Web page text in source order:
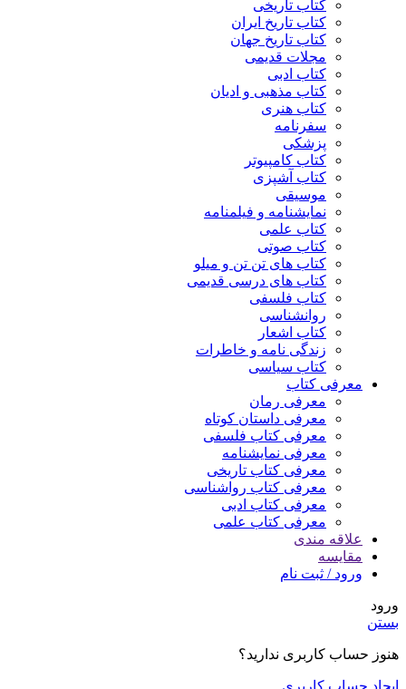
کتاب تاریخی
کتاب تاریخ ایران
کتاب تاریخ جهان
مجلات قدیمی
کتاب ادبی
کتاب مذهبی و ادیان
کتاب هنری
سفرنامه
پزشکی
کتاب کامپیوتر
کتاب آشپزی
موسیقی
نمایشنامه و فیلمنامه
کتاب علمی
کتاب صوتی
کتاب های تن تن و میلو
کتاب های درسی قدیمی
کتاب فلسفی
روانشناسی
کتاب اشعار
زندگی نامه و خاطرات
کتاب سیاسی
معرفی کتاب
معرفی رمان
معرفی داستان کوتاه
معرفی کتاب فلسفی
معرفی نمایشنامه
معرفی کتاب تاریخی
معرفی کتاب رواشناسی
معرفی کتاب ادبی
معرفی کتاب علمی
علاقه مندی
مقایسه
ورود / ثبت نام
ورود
بستن
هنوز حساب کاربری ندارید؟